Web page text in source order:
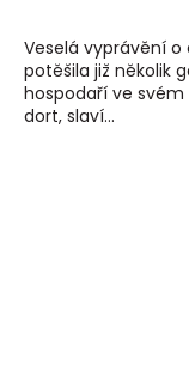
Veselá vyprávění
potěšila již několik
hospodaří ve
dort, slaví...